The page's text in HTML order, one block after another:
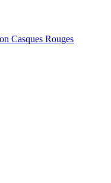
Casques Rouges